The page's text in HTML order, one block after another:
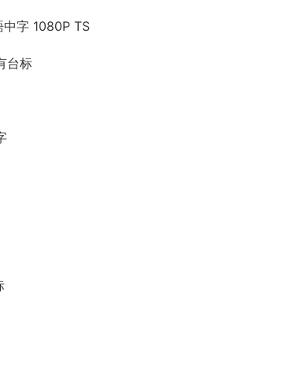
中字 1080P TS
台标